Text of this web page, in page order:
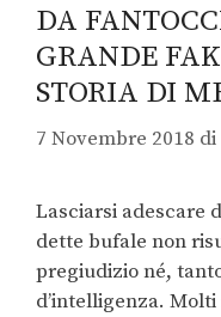
DA
GRANDE
STORIA DI
7 Novembre 2018 di
Lasciarsi adescare
dette bufale non
pregiudizio né,
d’intelligenza.